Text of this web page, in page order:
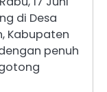
di Desa
Kabupaten
penuh